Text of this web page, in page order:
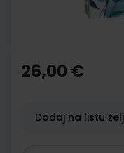
the
beginning
gallery
26,00 €
Dodaj na listu